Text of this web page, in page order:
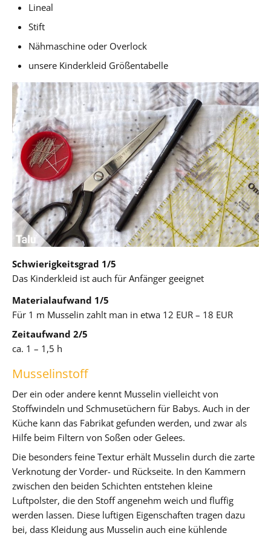
Lineal
Stift
Nähmaschine oder Overlock
unsere Kinderkleid Größentabelle
Schwierigkeitsgrad 1/5
Das Kinderkleid ist auch für Anfänger geeignet
Materialaufwand 1/5
Für 1 m Musselin zahlt man in etwa 12 EUR – 18 EUR
Zeitaufwand 2/5
ca. 1 – 1,5 h
Musselinstoff
Der ein oder andere kennt Musselin vielleicht von
Stoffwindeln und Schmusetüchern für Babys. Auch in der
Küche kann das Fabrikat gefunden werden, und zwar als
Hilfe beim Filtern von Soßen oder Gelees.
Die besonders feine Textur erhält Musselin durch die zarte
Verknotung der Vorder- und Rückseite. In den Kammern
zwischen den beiden Schichten entstehen kleine
Luftpolster, die den Stoff angenehm weich und fluffig
werden lassen. Diese luftigen Eigenschaften tragen dazu
bei, dass Kleidung aus Musselin auch eine kühlende